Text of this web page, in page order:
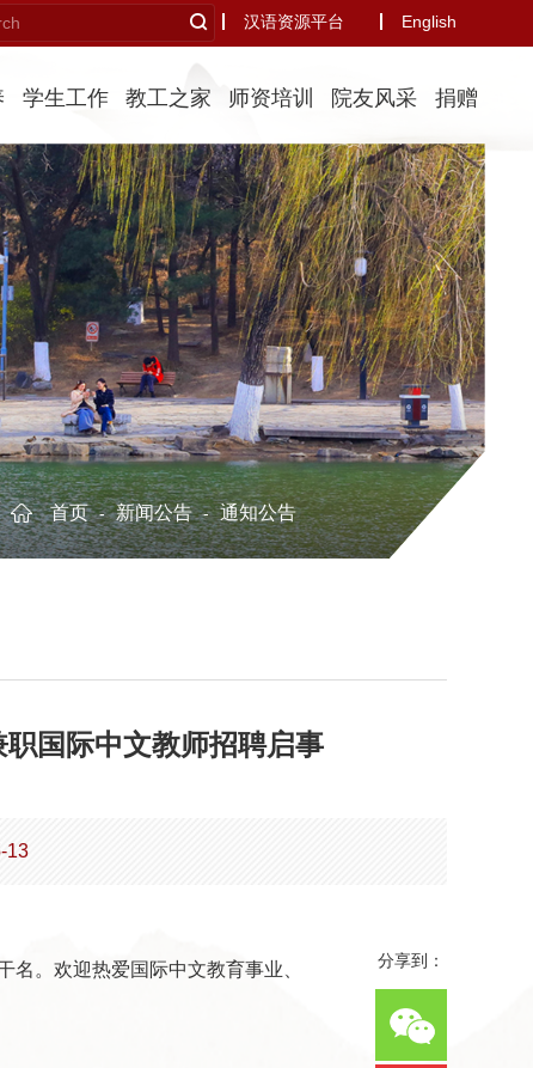
汉语资源平台 English
学生工作 教工之家 师资培训 院友风采 捐赠
首页 - 新闻公告 - 通知公告
国际中文教师招聘启事
13
。欢迎热爱国际中文教育事业、
分享到：